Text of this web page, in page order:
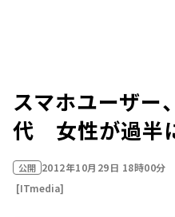
スマホユーザー
代 女性が過半
公開 2012年10月29日 18時00分
[ITmedia]